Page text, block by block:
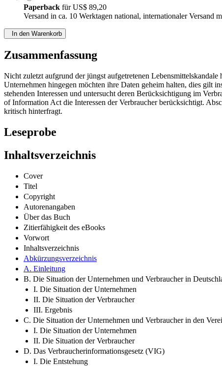
Paperback fürUS$ 89,20
Versand in ca. 10 Werktagen national, internationaler Versand
In den Warenkorb
Zusammenfassung
Nicht zuletzt aufgrund der jüngst aufgetretenen
Unternehmen hingegen möchten ihre Daten geheim halten, dies gilt
stehenden Interessen und untersucht deren Berücksichtigung im
of Information Act die Interessen der Verbraucher berücksichtigt.
kritisch hinterfragt.
Leseprobe
Inhaltsverzeichnis
Cover
Titel
Copyright
Autorenangaben
Über das Buch
Zitierfähigkeit des eBooks
Vorwort
Inhaltsverzeichnis
Abkürzungsverzeichnis
A. Einleitung
B. Die Situation der Unternehmen und Verbraucher in
I. Die Situation der Unternehmen
II. Die Situation der Verbraucher
III. Ergebnis
C. Die Situation der Unternehmen und Verbraucher in den
I. Die Situation der Unternehmen
II. Die Situation der Verbraucher
D. Das Verbraucherinformationsgesetz (VIG)
I. Die Entstehung